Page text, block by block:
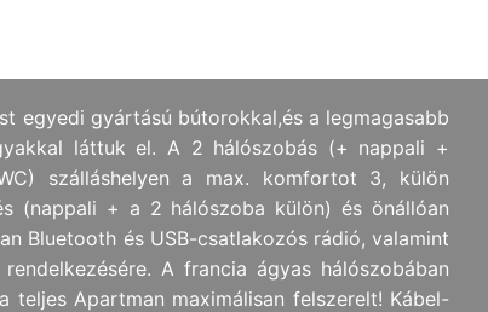
egyedi gyártású bútorokkal,és a legmagasabb
láttuk el. A 2 hálószobás (+ nappali +
szálláshelyen a max. komfortot 3, külön
(nappali + a 2 hálószoba külön) és önállóan
Bluetooth és USB-csatlakozós rádió, valamint
A francia ágyas hálószobában
teljes Apartman maximálisan felszerelt! Kábel-